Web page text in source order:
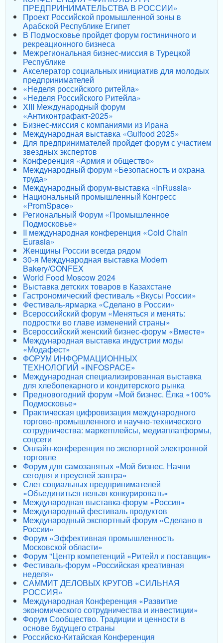
ПРЕДПРИНИМАТЕЛЬСТВА В РОССИИ»
Проект Российской промышленной зоны в
Арабской Республике Египет
В Подмосковье пройдет форум гостиничного и
рекреационного бизнеса
Межрегиональная бизнес-миссия в Турецкой
Республике
Акселератор социальных инициатив для молодых
предпринимателей
«Неделя российского ритейла»
«Неделя Российского Ритейла»
XIII Международный форум
«Антиконтрафакт-2025»
Бизнес-миссия с компаниями из Ирана
Международная выставка «Gulfood 2025»
Для предпринимателей пройдет форум с участием
звездных экспертов
Конференция «Армия и общество»
Международный форум «Безопасность и охрана
труда»
Международный форум-выставка «InRussia»
Национальный промышленный Конгресс
«PromSpace»
Региональный Форум «Промышленное
Подмосковье»
II международная конференция «Cold Chain
Eurasia»
Женщины России всегда рядом
30-я Международная выставка Modern
Bakery/CONFEX
World Food Moscow 2024
Выставка детских товаров в Казахстане
Гастрономический фестиваль «Вкусы России»
Фестиваль-ярмарка «Сделано в России»
Всероссийский форум «Меняться и менять:
подростки во главе изменений страны»
Всероссийский женский бизнес-форум «Вместе»
Международная выставка индустрии моды
«Модафест»
ФОРУМ ИНФОРМАЦИОННЫХ
ТЕХНОЛОГИЙ «INFOSPACE»
Международная специализированная выставка
для хлебопекарного и кондитерского рынка
Предновогодний форум «Мой бизнес. Ёлка «100%
Подмосковье»
Практическая цифровизация международного
торгово-промышленного и научно-технического
сотрудничества: маркетплейсы, медиаплатформы,
соцсети
Онлайн-конференция по экспортной электронной
торговле
Форум для самозанятых «Мой бизнес. Начни
сегодня и преуспей завтра»
Слет социальных предпринимателей
«Объединиться нельзя конкурировать»
Международная выставка-форум «Россия»
Международный фестиваль продуктов
Международный экспортный форум «Сделано в
России»
Форум «Эффективная промышленность
Московской области»
Форум "Центр компетенций «Ритейл и поставщик»
Фестиваль-форум «Российская креативная
неделя»
САММИТ ДЕЛОВЫХ КРУГОВ «СИЛЬНАЯ
РОССИЯ»
Международная Конференция «Развитие
экономического сотрудничества и инвестиции»
Форум Сообщество. Традиции и ценности в
основе будущего страны
Российско-Китайская Конференция